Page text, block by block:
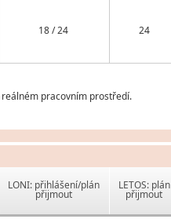
18 / 24 24
pracovním prostředí.
LONI: přihlášení/plán
přijmout
LETOS: plán
přijmout